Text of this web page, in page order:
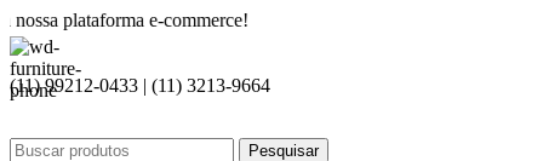
e-commerce!
(11) 99212-0433 | (11) 3213-9664
Pesquisar